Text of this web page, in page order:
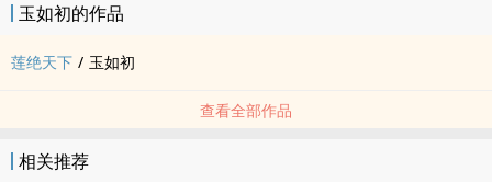
玉如初的作品
莲绝天下 / 玉如初
查看全部作品
相关推荐